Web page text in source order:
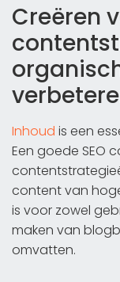
Creëren
Inhoud is een
Een goede SEO
content van
is voor zowel
maken van
omvatten.